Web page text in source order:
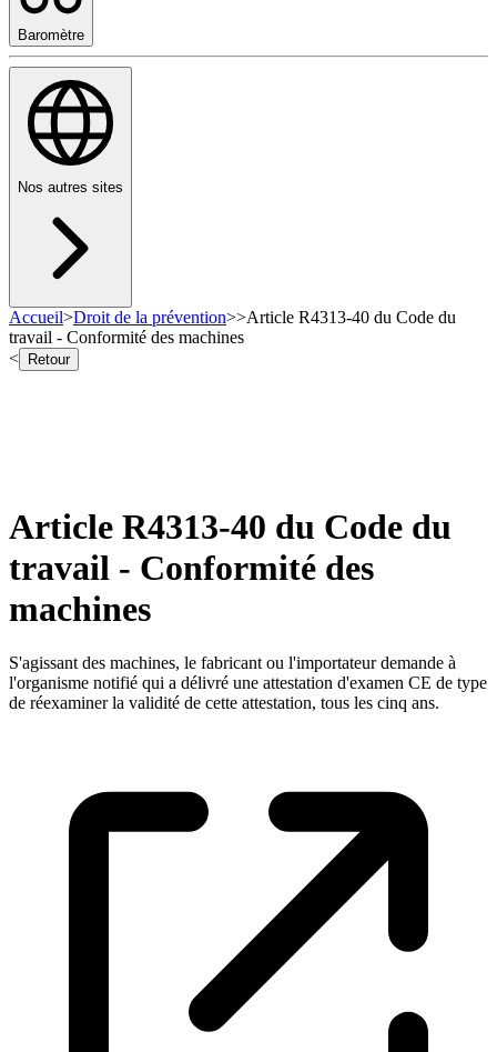
Baromètre
Nos autres sites
Accueil>Droit de la prévention>>Article R4313-40 du Code du
travail - Conformité des machines
<
Retour
Article R4313-40 du Code du
travail - Conformité des
machines
S'agissant des machines, le fabricant ou l'importateur demande à
l'organisme notifié qui a délivré une attestation d'examen CE de type
de réexaminer la validité de cette attestation, tous les cinq ans.